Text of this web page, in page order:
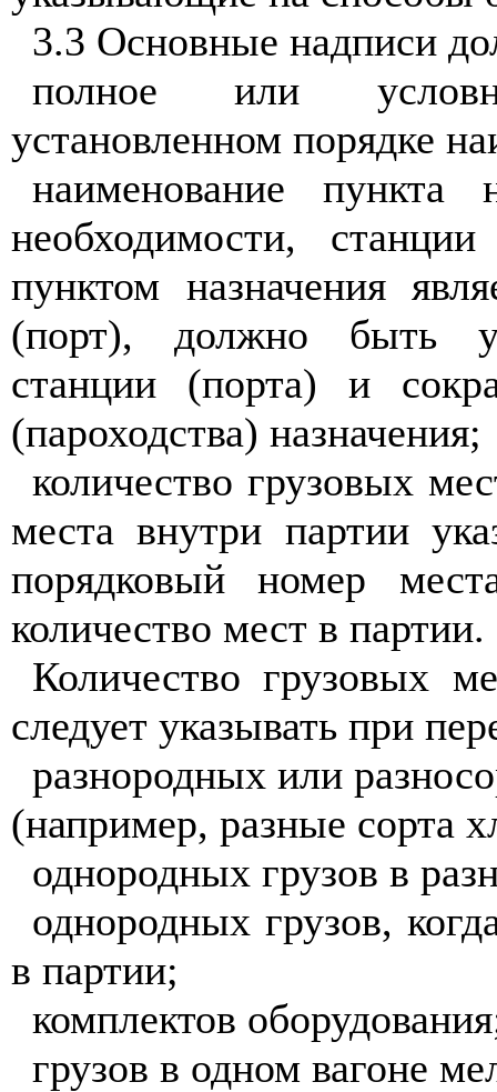
3.3 Основные надписи
полное или
установленном порядке
наименование пункта
необходимости,
пунктом назначения
(порт), должно быть
станции (порта) и
(пароходства) назначения;
количество грузовых
места внутри партии
порядковый номер
количество мест в партии.
Количество грузовых
следует указывать при
разнородных или
(например, разные сорта
однородных грузов в
однородных грузов,
в партии;
комплектов
грузов в одном вагоне